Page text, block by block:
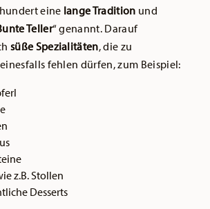
eine lange Tradition und
Teller“ genannt. Darauf
süße Spezialitäten, die zu
fehlen dürfen, zum Beispiel:
z.B. Stollen
Desserts